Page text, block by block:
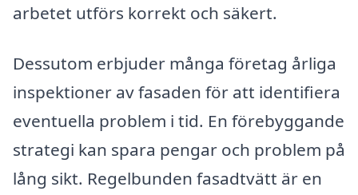
arbetet utförs korrekt och säkert.
Dessutom erbjuder många företag årliga
inspektioner av fasaden för att identifiera
eventuella problem i tid. En förebyggande
strategi kan spara pengar och problem på
lång sikt. Regelbunden fasadtvätt är en